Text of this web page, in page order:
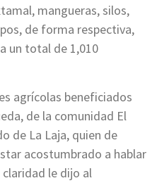
mangueras, silos,
de forma respectiva,
un total de 1,010
agrícolas beneficiados
de la comunidad El
de La Laja, quien de
acostumbrado a hablar
le dijo al